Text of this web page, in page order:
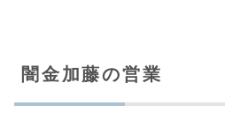
闇金加藤の営業